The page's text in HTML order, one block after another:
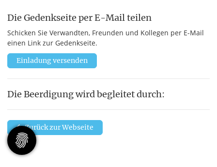
Die Gedenkseite per E-Mail teilen
Schicken Sie Verwandten, Freunden und Kollegen per E-Mail
einen Link zur Gedenkseite.
Einladung versenden
Die Beerdigung wird begleitet durch:
Zurück zur Webseite